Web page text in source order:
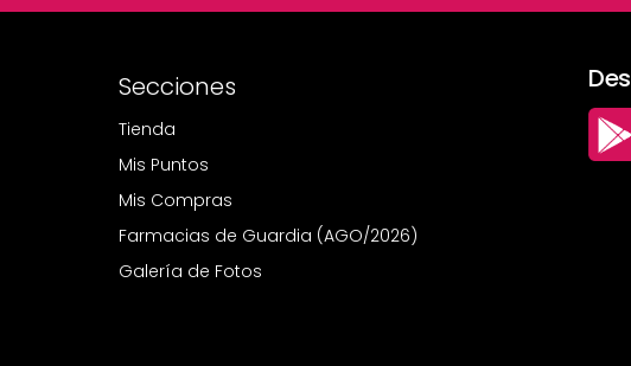
Secciones
Tienda
Mis Puntos
Mis Compras
Farmacias de Guardia (AGO/2026)
Galería de Fotos